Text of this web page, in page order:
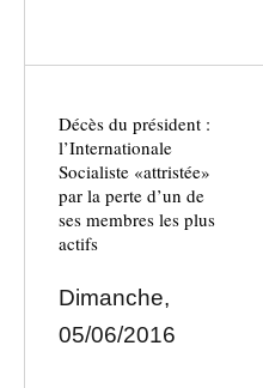
Décès du président :
l’Internationale
Socialiste «attristée»
par la perte d’un de
ses membres les plus
actifs
Dimanche,
05/06/2016